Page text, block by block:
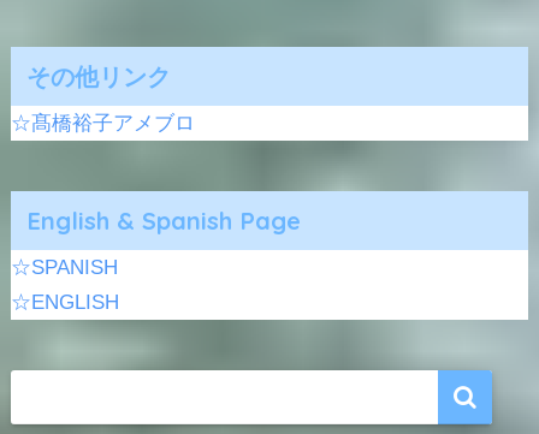
その他リンク
☆髙橋裕子アメブロ
English & Spanish Page
☆SPANISH
☆ENGLISH